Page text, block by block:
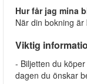
Hur får jag mina
När din bokning
Viktig
- Biljetten du
dagen du önskar